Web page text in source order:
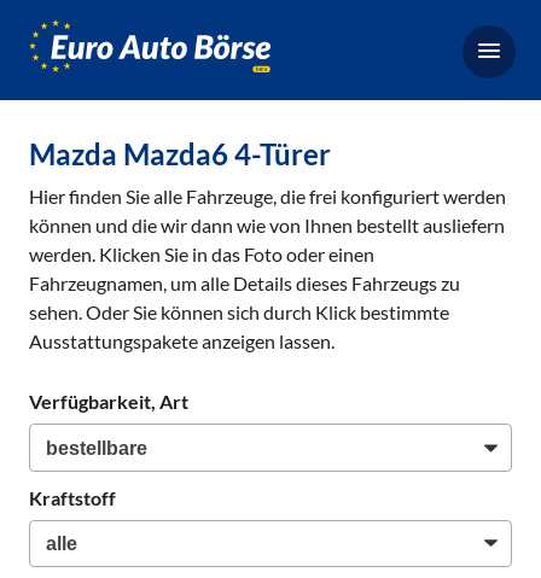
Börse,
für
Gebrauchtwagen,
Bestellfahrzeuge,
Neuwagen
Mazda Mazda6 4-Türer
Hier finden Sie alle Fahrzeuge, die frei konfiguriert werden
können und die wir dann wie von Ihnen bestellt ausliefern
werden. Klicken Sie in das Foto oder einen
Fahrzeugnamen, um alle Details dieses Fahrzeugs zu
sehen. Oder Sie können sich durch Klick bestimmte
Ausstattungspakete anzeigen lassen.
Verfügbarkeit, Art
Kraftstoff